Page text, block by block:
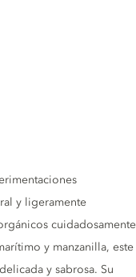
y ligeramente
cuidadosamente
y manzanilla, este
y sabrosa. Su